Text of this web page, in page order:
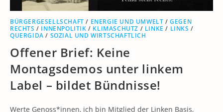
BÜRGERGESELLSCHAFT / ENERGIE UND UMWELT /GEGEN
RECHTS / INNENPOLITIK / KLIMASCHUTZ / LINKE / LINKS /
QUERGIDA / SOZIAL UND WIRTSCHAFTLICH
Offener Brief: Keine
Montagsdemos unter linkem
Label – bildet Bündnisse!
Werte Genoss*innen, ich bin Mitglied der Linken Basis,